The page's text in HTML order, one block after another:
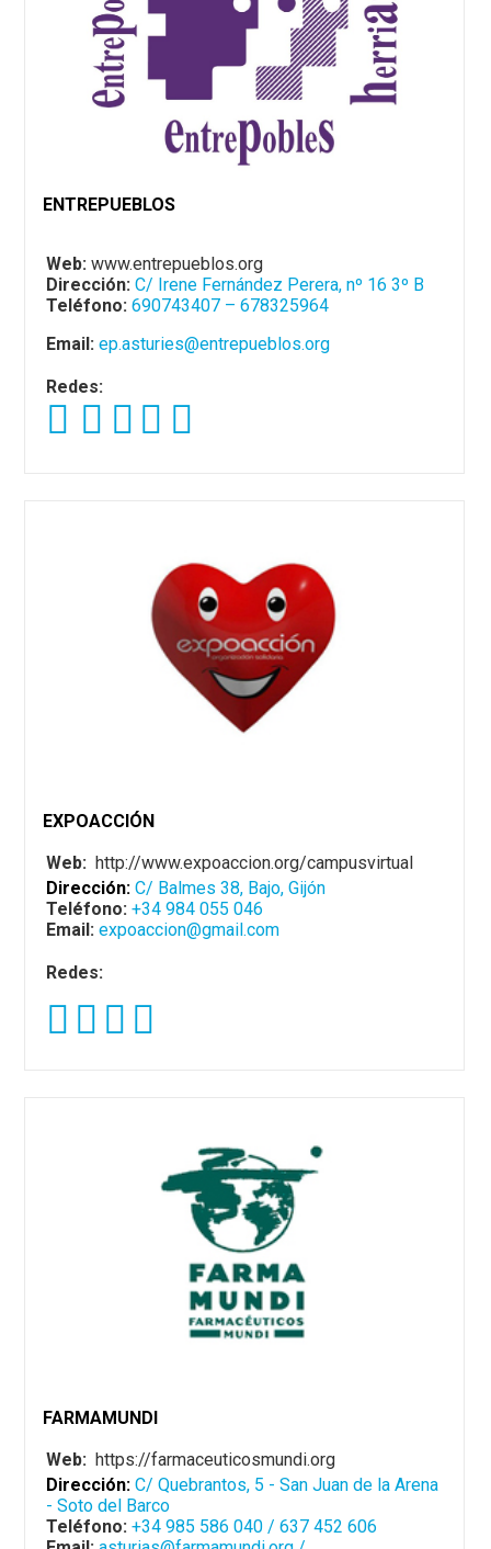
ENTREPUEBLOS
Web: www.entrepueblos.org
Dirección: C/ Irene Fernández Perera, nº 16 3º B
Teléfono: 690743407 – 678325964
Email: ep.asturies@entrepueblos.org
Redes:
EXPOACCIÓN
Web:http://www.expoaccion.org/campusvirtual
Dirección:C/ Balmes 38, Bajo, Gijón
Teléfono:+34 984 055 046
Email:expoaccion@gmail.com
Redes:
FARMAMUNDI
Web:https://farmaceuticosmundi.org
Dirección:C/ Quebrantos, 5 - San Juan de la Arena
- Soto del Barco
Teléfono:+34 985 586 040 / 637 452 606